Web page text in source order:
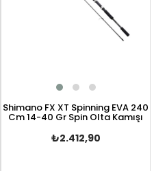
Shimano FX XT Spinning EVA 240
Cm 14-40 Gr Spin Olta Kamışı
₺2.412,90